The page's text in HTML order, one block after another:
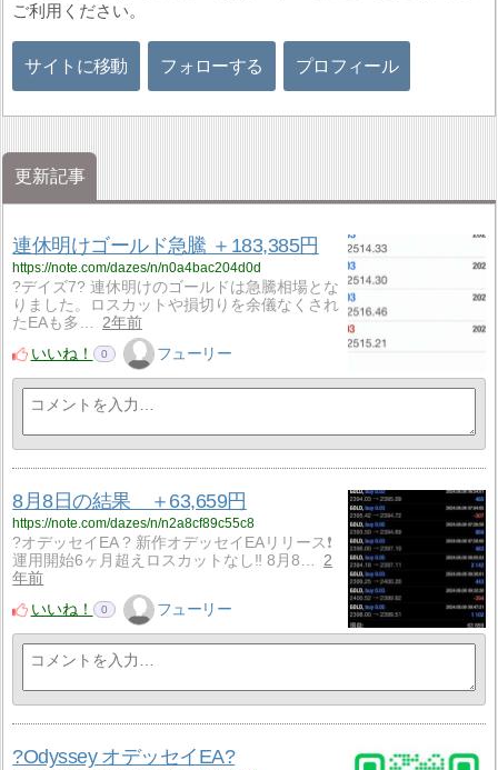
ご利用ください。
サイトに移動 フォローする プロフィール
更新記事
連休明けゴールド急騰 ＋183,385円
https://note.com/dazes/n/n0a4bac204d0d
?デイズ7? 連休明けのゴールドは急騰相場とな
りました。ロスカットや損切りを余儀なくされ
たEAも多…
2年前
いいね！
0 フューリー
8月8日の結果 ＋63,659円
https://note.com/dazes/n/n2a8cf89c55c8
?オデッセイEA ? 新作オデッセイEAリリース❗️
運用開始6ヶ月超えロスカットなし‼️ 8月8…
2
年前
いいね！
0 フューリー
?Odyssey オデッセイEA?